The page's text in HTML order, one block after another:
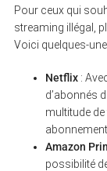
Pour ceux qui
streaming illégal,
Voici quelques-
Netflix:
d’abonnés
multitude
abonnement.
Amazon
possibilité